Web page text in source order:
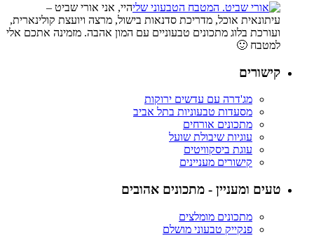
היי, אני אורי שביט –
עיתונאית אוכל, מדריכת סדנאות בישול, מרצה ויועצת קולינארית,
ועורכת בלוג מתכונים טבעוניים עם המון אהבה. מזמינה אתכם אלי
למטבח 🙂
קישורים
מג'דרה עם עדשים ירוקות
מסעדות טבעוניות בתל אביב
מתכונים אורחים
עוגיות שיבולת שועל
עוגת ביסקוויטים
קישורים מעניינים
טעים ומעניין - מתכונים אהובים
מתכונים מומלצים
פנקייק טבעוני מושלם